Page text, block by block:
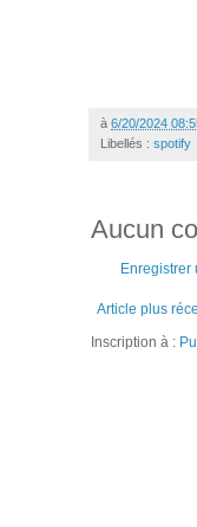
à 6/20/2024
Libellés : spotify
Aucun
Enregistrer
Article plus
Inscription à :